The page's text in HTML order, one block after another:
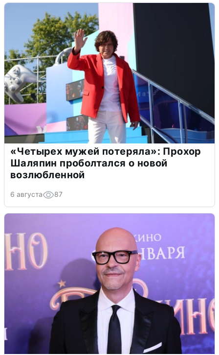
«Четырех мужей потеряла»: Прохор
Шаляпин проболтался о новой
возлюбленной
6 августа 87